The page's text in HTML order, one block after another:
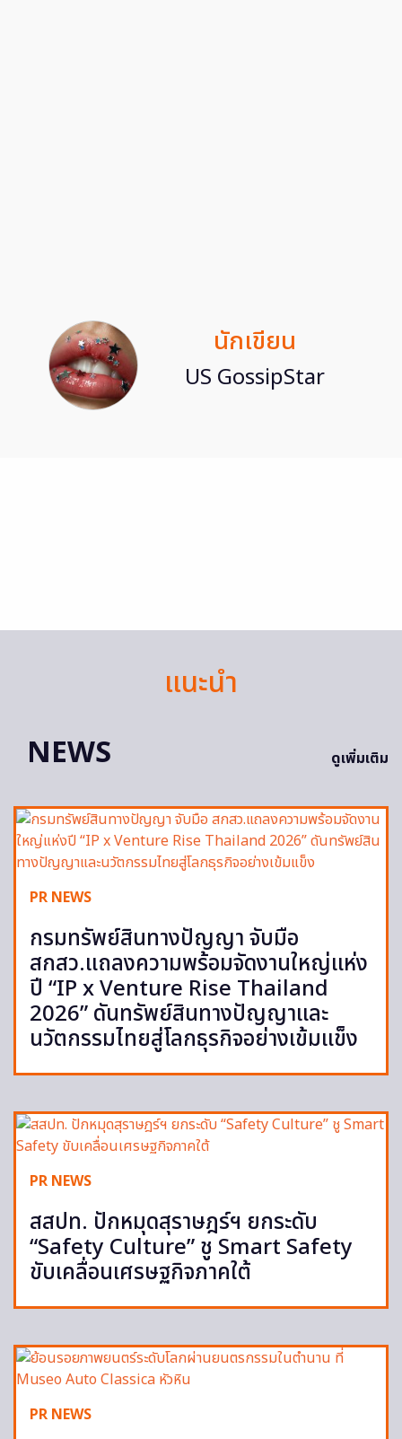
นักเขียน
US GossipStar
แนะนำ
NEWS
ดูเพิ่มเติม
PR NEWS
กรมทรัพย์สินทางปัญญา จับมือ
สกสว.แถลงความพร้อมจัดงานใหญ่แห่ง
ปี “IP x Venture Rise Thailand
2026” ดันทรัพย์สินทางปัญญาและ
นวัตกรรมไทยสู่โลกธุรกิจอย่างเข้มแข็ง
PR NEWS
สสปท. ปักหมุดสุราษฎร์ฯ ยกระดับ
“Safety Culture” ชู Smart Safety
ขับเคลื่อนเศรษฐกิจภาคใต้
PR NEWS